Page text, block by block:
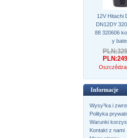
12V Hitachi
DN12DY
88 320606
y
Informacje
Wysy³ka i
Polityka
Warunki
Kontakt z nami